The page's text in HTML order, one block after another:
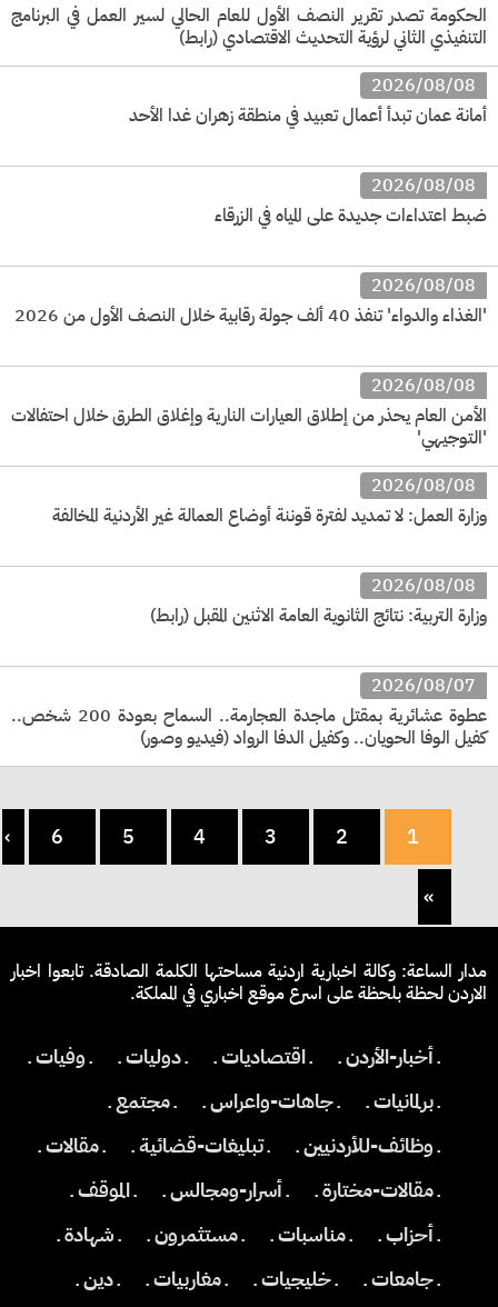
الحكومة تصدر تقرير النصف الأول للعام الحالي لسير العمل في البرنامج
التنفيذي الثاني لرؤية التحديث الاقتصادي (رابط)
2026/08/08
أمانة عمان تبدأ أعمال تعبيد في منطقة زهران غدا الأحد
2026/08/08
ضبط اعتداءات جديدة على المياه في الزرقاء
2026/08/08
'الغذاء والدواء' تنفذ 40 ألف جولة رقابية خلال النصف الأول من 2026
2026/08/08
الأمن العام يحذر من إطلاق العيارات النارية وإغلاق الطرق خلال احتفالات
'التوجيهي'
2026/08/08
وزارة العمل: لا تمديد لفترة قوننة أوضاع العمالة غير الأردنية المخالفة
2026/08/08
وزارة التربية: نتائج الثانوية العامة الاثنين المقبل (رابط)
2026/08/07
عطوة عشائرية بمقتل ماجدة العجارمة.. السماح بعودة 200 شخص..
كفيل الوفا الحويان.. وكفيل الدفا الرواد (فيديو وصور)
1
2
3
4
5
6
›
»
مدار الساعة: وكالة اخبارية اردنية مساحتها الكلمة الصادقة. تابعوا اخبار
الاردن لحظة بلحظة على اسرع موقع اخباري في المملكة.
ـ أخبار-الأردن ـ ـ اقتصاديات ـ ـ دوليات ـ
ـ وفيات ـ
ـ برلمانيات ـ
ـ جاهات-واعراس ـ
ـ مجتمع ـ
ـ وظائف-للأردنيين ـ
ـ تبليغات-قضائية ـ
ـ مقالات ـ
ـ مقالات-مختارة ـ
ـ أسرار-ومجالس ـ
ـ الموقف ـ
ـ أحزاب ـ
ـ مناسبات ـ ـ مستثمرون ـ
ـ شهادة ـ
ـ جامعات ـ
ـ خليجيات ـ ـ مغاربيات ـ ـ دين ـ